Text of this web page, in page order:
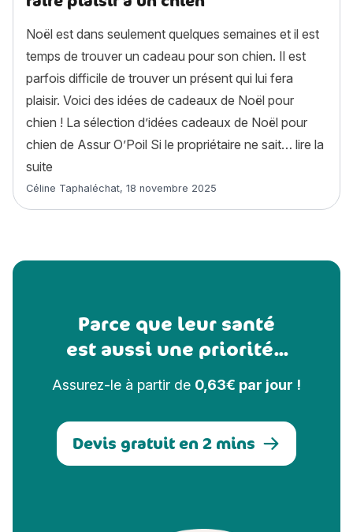
Noël est dans seulement quelques semaines et il est
temps de trouver un cadeau pour son chien. Il est
parfois difficile de trouver un présent qui lui fera
plaisir. Voici des idées de cadeaux de Noël pour
chien ! La sélection d’idées cadeaux de Noël pour
chien de Assur O’Poil Si le propriétaire ne sait… lire la
suite
Article rédigé par
Céline Taphaléchat, 18 novembre 2025
Parce que leur santé
est aussi une priorité...
Assurez-le à partir de 0,63€ par jour !
Devis gratuit en 2 mins